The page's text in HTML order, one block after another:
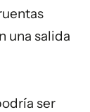
una salida
ser